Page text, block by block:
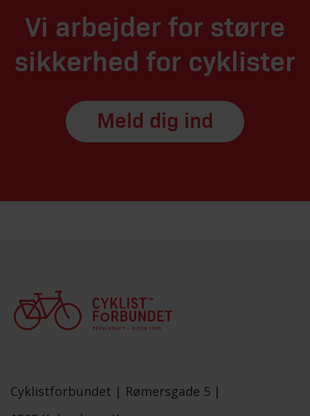
Vi arbejder for større
sikkerhed for cyklister
Meld dig ind
Cyklistforbundet | Rømersgade 5 |